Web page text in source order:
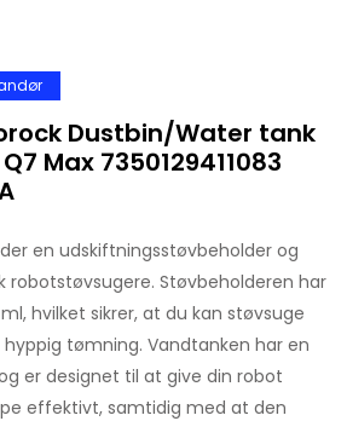
Dustbin/Water tank
Max 7350129411083
en udskiftningsstøvbeholder og
robotstøvsugere. Støvbeholderen har
hvilket sikrer, at du kan støvsuge
tømning. Vandtanken har en
er designet til at give din robot
effektivt, samtidig med at den